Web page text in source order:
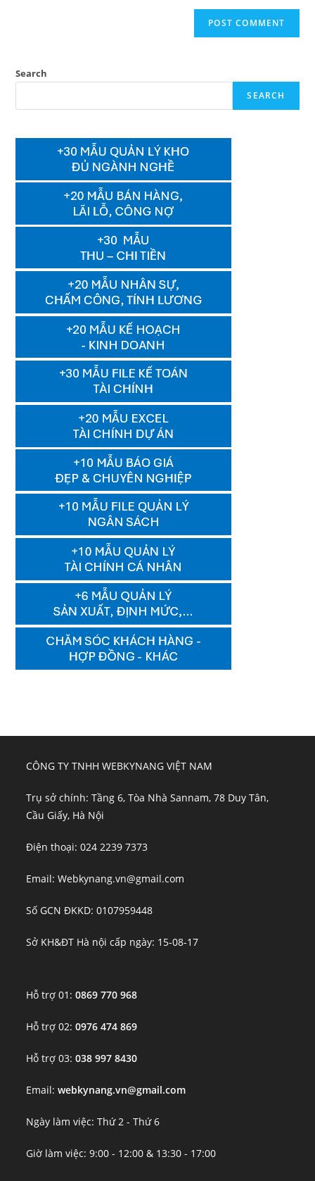
Search
SEARCH
CÔNG TY TNHH WEBKYNANG VIỆT NAM
Trụ sở chính: Tầng 6, Tòa Nhà Sannam, 78 Duy Tân,
Cầu Giấy, Hà Nội
Điện thoại: 024 2239 7373
Email: Webkynang.vn@gmail.com
Số GCN ĐKKD: 0107959448
Sở KH&ĐT Hà nội cấp ngày: 15-08-17
Hỗ trợ 01:0869 770 968
Hỗ trợ 02:0976 474 869
Hỗ trợ 03:038 997 8430
Email:webkynang.vn@gmail.com
Ngày làm việc: Thứ 2 - Thứ 6
Giờ làm việc: 9:00 - 12:00 & 13:30 - 17:00